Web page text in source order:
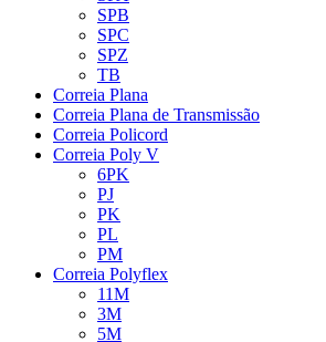
SPB
SPC
SPZ
TB
Correia Plana
Correia Plana de Transmissão
Correia Policord
Correia Poly V
6PK
PJ
PK
PL
PM
Correia Polyflex
11M
3M
5M